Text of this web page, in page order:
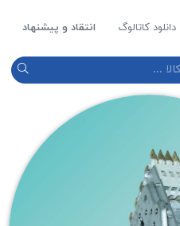
دانلود کاتالوگ انتقاد و پیشنهاد